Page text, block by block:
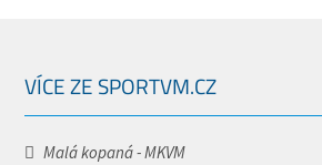
VÍCE ZE SPORTVM.CZ
Malá kopaná - MKVM